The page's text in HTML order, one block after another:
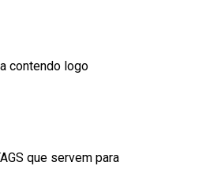
contendo logo
que servem para